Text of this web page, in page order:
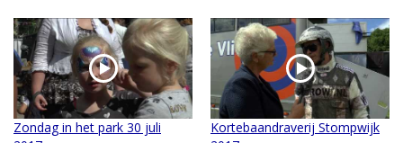
Zondag in het park 30 juli
Kortebaandraverij Stompwijk